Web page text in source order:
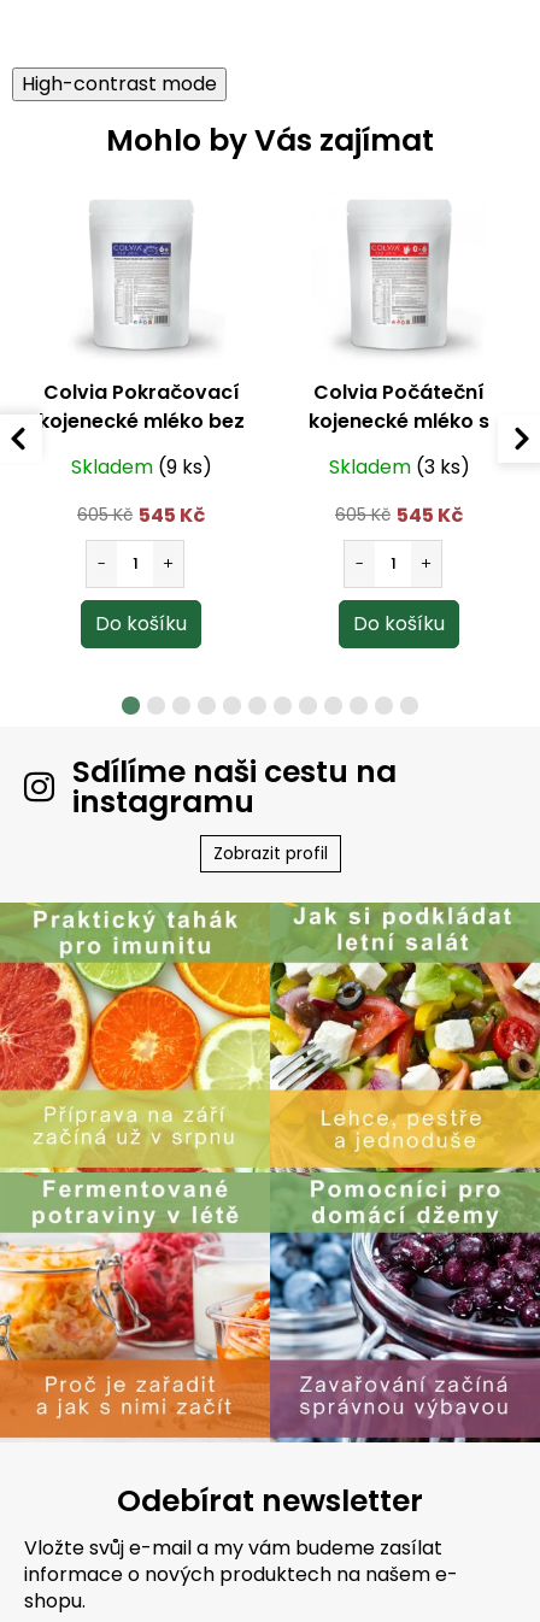
High-contrast mode
Mohlo by Vás zajímat
Colvia Pokračovací
kojenecké mléko bez
laktózy s colostrem
6m+ 1500 g
Skladem (9 ks)
605 Kč 545 Kč
Colvia Počáteční
kojenecké mléko s
colostrem 0-6 měsíců
1500 g
Skladem (3 ks)
605 Kč 545 Kč
Sdílíme naši cestu na
instagramu
Zobrazit profil
Odebírat newsletter
Vložte svůj e-mail a my vám budeme zasílat
informace o nových produktech na našem e-
shopu.